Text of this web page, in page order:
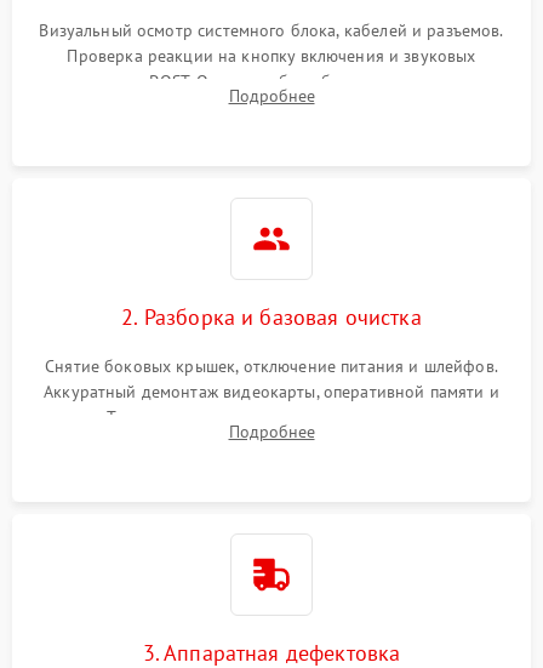
Не распознается USB-порт 1300 ₽ Подробнее →
Визуальный осмотр системного блока, кабелей и разъемов.
Проверка реакции на кнопку включения и звуковых
сигналов POST. Оценка работы блока питания для
локализации базовых неисправностей без полного разбора.
Подробнее
2. Разборка и базовая очистка
Снятие боковых крышек, отключение питания и шлейфов.
Аккуратный демонтаж видеокарты, оперативной памяти и
кулеров. Тщательная очистка корпуса и радиаторов от пыли
с помощью сжатого воздуха для предотвращения
Подробнее
3. Аппаратная дефектовка